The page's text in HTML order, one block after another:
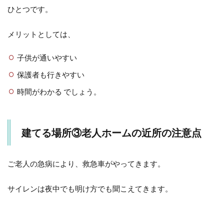
ひとつです。
メリットとしては、
子供が通いやすい
保護者も行きやすい
時間がわかる でしょう。
建てる場所③老人ホームの近所の注意点
ご老人の急病により、救急車がやってきます。
サイレンは夜中でも明け方でも聞こえてきます。